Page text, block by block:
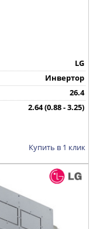
LG
Инвертор
26.4
2.64 (0.88 - 3.25)
Купить в 1 клик